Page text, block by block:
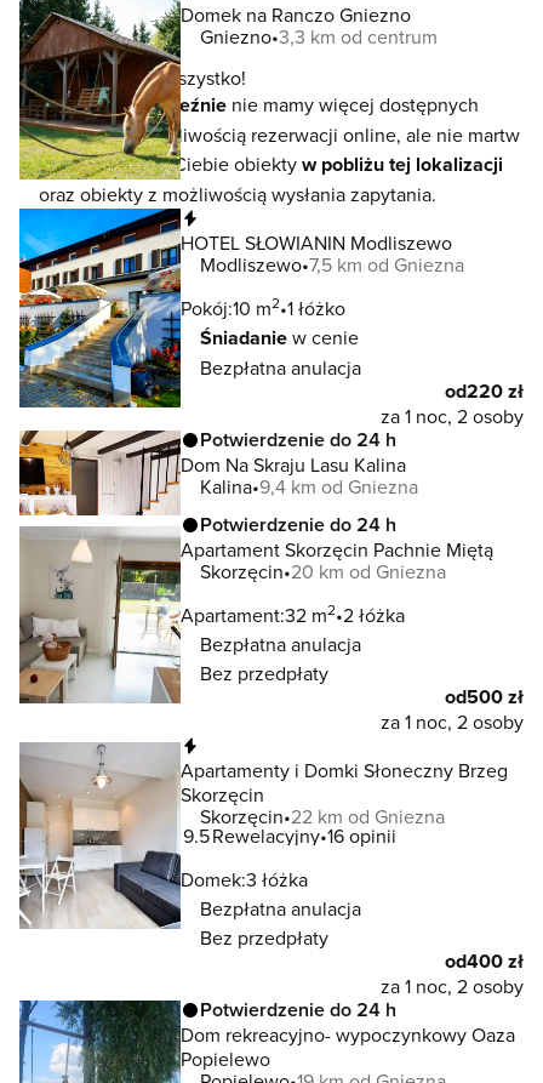
Domek na Ranczo Gniezno
Gniezno 3,3 km od centrum
To jeszcze nie wszystko!
W lokalizacjiGnieźnie nie mamy więcej dostępnych
noclegów z możliwością rezerwacji online, ale nie martw
się - czekają na Ciebie obiektyw pobliżu tej lokalizacji
oraz obiekty z możliwością wysłania zapytania.
HOTEL SŁOWIANIN Modliszewo
Modliszewo 7,5 km od Gniezna
Pokój:10 m2 1 łóżko
Śniadaniew cenie
Bezpłatna anulacja
od220 zł
za 1 noc, 2 osoby
Potwierdzenie do 24 h
Dom Na Skraju Lasu Kalina
Kalina 9,4 km od Gniezna
Potwierdzenie do 24 h
Apartament Skorzęcin Pachnie Miętą
Skorzęcin 20 km od Gniezna
Apartament:32 m2 2 łóżka
Bezpłatna anulacja
Bez przedpłaty
od500 zł
za 1 noc, 2 osoby
Apartamenty i Domki Słoneczny Brzeg
Skorzęcin
Skorzęcin 22 km od Gniezna
9.5Rewelacyjny 16 opinii
Domek:3 łóżka
Bezpłatna anulacja
Bez przedpłaty
od400 zł
za 1 noc, 2 osoby
Potwierdzenie do 24 h
Dom rekreacyjno- wypoczynkowy Oaza
Popielewo